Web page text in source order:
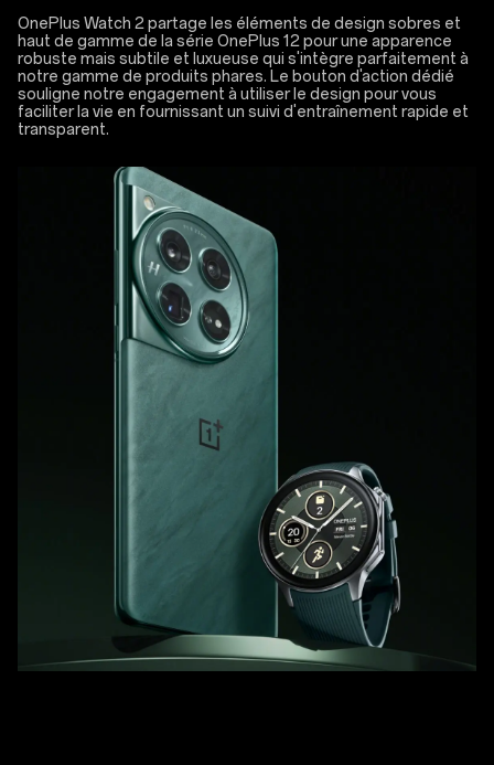
OnePlus Watch 2 partage les éléments de design sobres et
haut de gamme de la série OnePlus 12 pour une apparence
robuste mais subtile et luxueuse qui s'intègre parfaitement à
notre gamme de produits phares. Le bouton d'action dédié
souligne notre engagement à utiliser le design pour vous
faciliter la vie en fournissant un suivi d'entraînement rapide et
transparent.